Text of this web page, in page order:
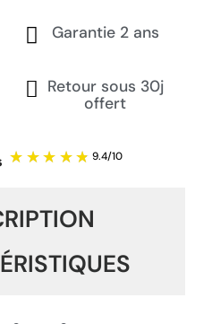
Garantie 2 ans
Retour sous 30j
offert